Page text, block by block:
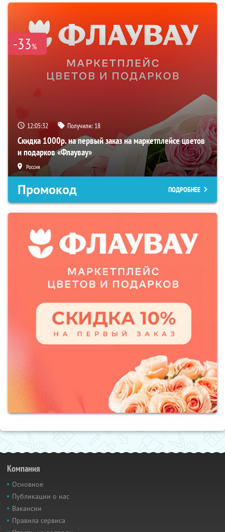
-33%
12:05:31 Получили: 18
Скидка 1000р. на первый заказ на маркетплейсе цветов
и подарков «Флаувау»
Россия
Промокод ПОДРОБНЕЕ
Компания
Основное
Публикации о нас
Вакансии
Правила сервиса